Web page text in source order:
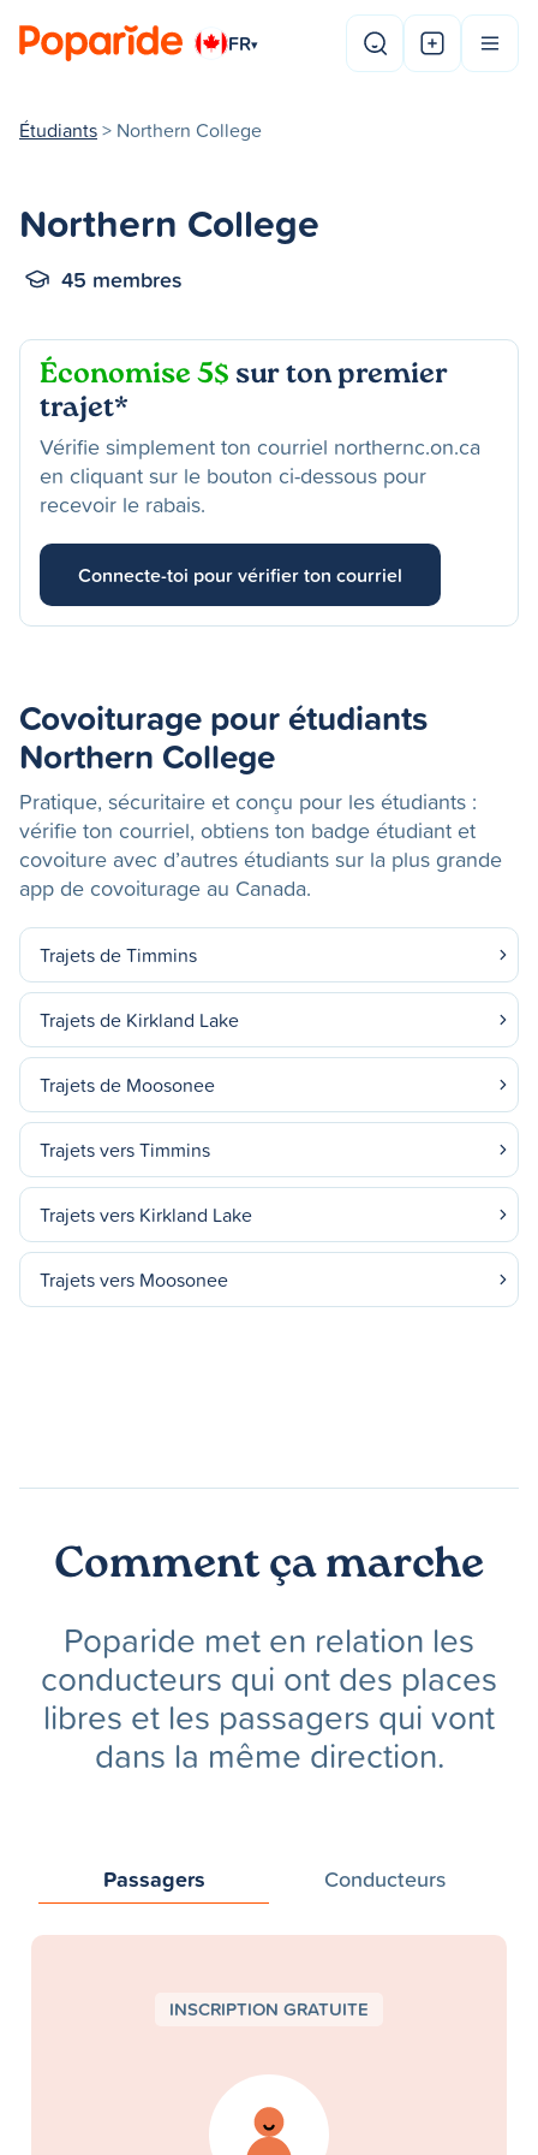
FR▾
Étudiants> Northern College
Northern College
45 membres
Économise 5$ sur ton premier
trajet*
Vérifie simplement ton courriel northernc.on.ca
en cliquant sur le bouton ci-dessous pour
recevoir le rabais.
Connecte-toi pour vérifier ton courriel
Covoiturage pour étudiants
Northern College
Pratique, sécuritaire et conçu pour les étudiants :
vérifie ton courriel, obtiens ton badge étudiant et
covoiture avec d’autres étudiants sur la plus grande
app de covoiturage au Canada.
Trajets de Timmins
Trajets de Kirkland Lake
Trajets de Moosonee
Trajets vers Timmins
Trajets vers Kirkland Lake
Trajets vers Moosonee
Comment ça marche
Poparide met en relation les
conducteurs qui ont des places
libres et les passagers qui vont
dans la même direction.
Passagers Conducteurs
INSCRIPTION GRATUITE